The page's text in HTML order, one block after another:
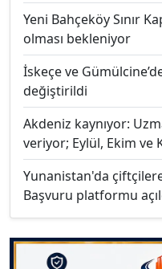
Yeni Bahçeköy Sınır
olması bekleniyor
İskeçe ve
değiştirildi
Akdeniz kaynıyor:
veriyor; Eylül, Ekim ve
Yunanistan'da
Başvuru platformu